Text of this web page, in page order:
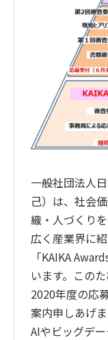
一般社団法人
己）は、社会
織・人づくり
広く産業界に
「KAIKA
います。この
2020年度の応
案内申しあげま
AIやビッグデ